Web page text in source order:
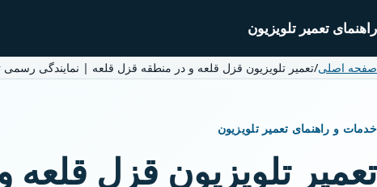
راهنمای تعمیر تلویزیون
صفحه اصلی/تعمیر تلویزیون قزل قلعه و در منطقه قزل قلعه | نمایندگی
خدمات و راهنمای تعمیر تلویزیون
تعمیر تلویزیون قزل